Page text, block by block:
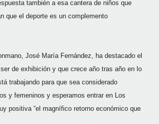
también a esa cantera de niños que
que el deporte es un complemento
José María Fernández, ha destacado el
de exhibición y que crece año tras año en lo
trabajando para que sea considerado
y femeninos y esperamos entrar en Los
positiva “el magnífico retorno económico que